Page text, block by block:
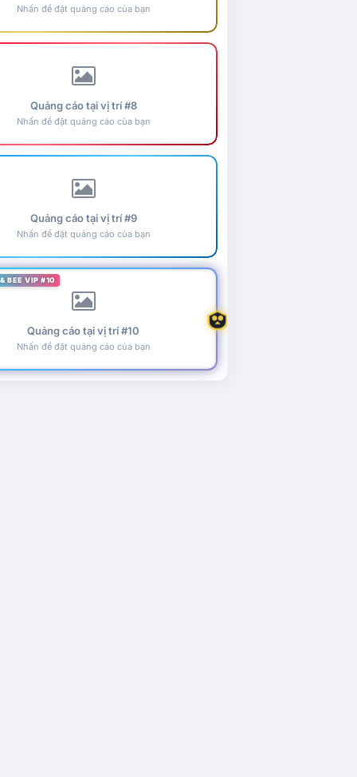
Nhấn để đặt quảng cáo của bạn
Quảng cáo tại vị trí #8
Nhấn để đặt quảng cáo của bạn
Quảng cáo tại vị trí #9
Nhấn để đặt quảng cáo của bạn
BEE VIP #10
Quảng cáo tại vị trí #10
Nhấn để đặt quảng cáo của bạn